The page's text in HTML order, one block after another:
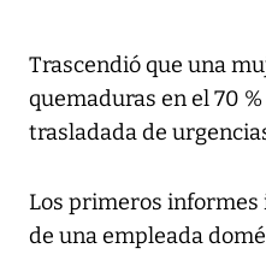
Trascendió que una
quemaduras en el 70
trasladada de
Los primeros
de una empleada